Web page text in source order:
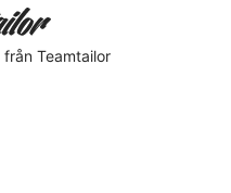
från Teamtailor